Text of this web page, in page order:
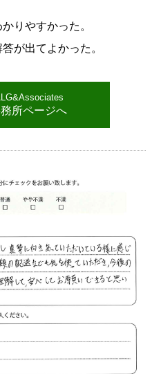
りやすかった。
が出てよかった。
所ページへ